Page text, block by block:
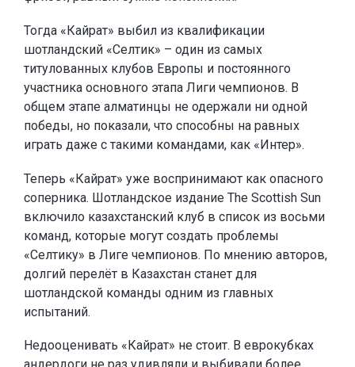
Тогда «Кайрат» выбил из квалификации
шотландский «Селтик» – один из самых
титулованных клубов Европы и постоянного
участника основного этапа Лиги чемпионов. В
общем этапе алматинцы не одержали ни одной
победы, но показали, что способны на равных
играть даже с такими командами, как «Интер».
Теперь «Кайрат» уже воспринимают как опасного
соперника. Шотландское издание The Scottish Sun
включило казахстанский клуб в список из восьми
команд, которые могут создать проблемы
«Селтику» в Лиге чемпионов. По мнению авторов,
долгий перелёт в Казахстан станет для
шотландской команды одним из главных
испытаний.
Недооценивать «Кайрат» не стоит. В еврокубках